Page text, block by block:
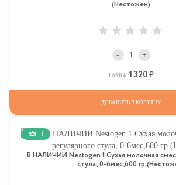
(Нестожен)
- +
1 450 Р 1 320 Р
ДОБАВИТЬ В КОРЗИНУ
1
В НАЛИЧИИ Nestogen 1 Сухая молочная
стула, 0-6мес,600 гр